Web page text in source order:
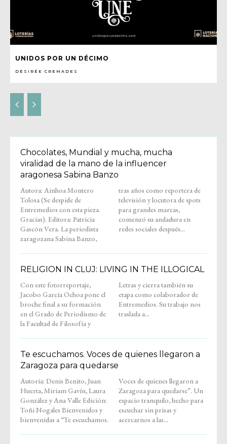
UNIDOS POR UN DÉCIMO
DÈSIRÉE CREMADES
Chocolates, Mundial y mucha, mucha
viralidad de la mano de la influencer
aragonesa Sabina Banzo
Autora: Ainhoa Montero
Tolosa (Se despide de
Entremedios con esta pieza.
Gracias). Editora: Patricia
Gascón Vera. La periodista
zaragozana Sabina Banzo,
tras años como reportera de
televisión y locutora de spots
para grandes marcas,
comenzó su andadura en
redes sociales después...
RELIGION IN CLUJ: LIVING IN THE ILLOGICAL
Con este fotorreportaje,
Jacobo García Ochoa pone el
broche final a su formación
en el Grado de Periodismo de
la Facultad de Filosofía y
Letras y cierra también su
etapa como colaborador de
Entremedios. Su trabajo nos
traslada a...
Te escuchamos. Voces de quienes llegaron a
Zaragoza para quedarse
Autoría: Denis Benito, Juan
Huerta, Miriam Gavín, Laura
González y Ana Valle Edición:
Toñi Nogales Bienvenidos y
bienvenidas a “Te escuchamos.
Voces de quienes llegaron a
Zaragoza para quedarse”. Un
espacio tranquilo, hecho para
escuchar sin prisas y
acercarnos a las...